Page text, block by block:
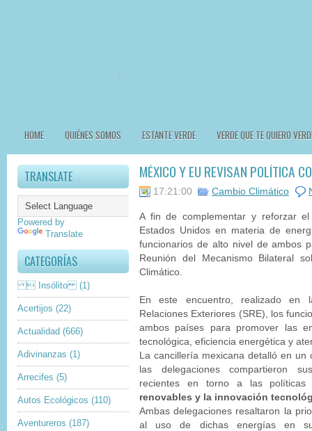
HOME QUIÉNES SOMOS ESTANTE VERDE VERDE QUE TE QUIERO
TRANSLATE
Powered by
Translate
CATEGORÍAS
 Insólito (1)
Acertijos (22)
Actualidad (666)
Adivinanzas (1)
Arrecifes (5)
Autos Ecológicos (110)
Aventureros (187)
MÉXICO Y EU REVISAN POLÍTICA
17:21:00 Cambio Climático
A fin de complementar y reforzar
Estados Unidos en materia de
funcionarios de alto nivel de ambos
Reunión del Mecanismo Bilateral
Climático.
En este encuentro, realizado
Relaciones Exteriores (SRE), los
ambos países para promover las
tecnológica, eficiencia energética y
La cancillería mexicana detalló en
las delegaciones compartieron
recientes en torno a las
renovables y la innovación
Ambas delegaciones resaltaron la
al uso de dichas energías en